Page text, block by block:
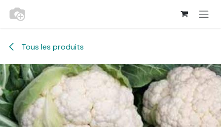
Se rendre au contenu
Tous les produits